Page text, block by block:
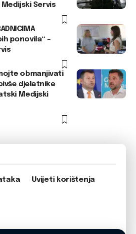
Servis
ponovila“ –
obmanjivati
djelatnike
Medijski
Uvijeti korištenja